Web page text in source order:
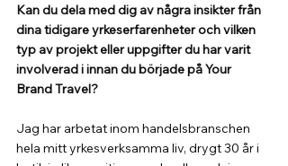
Kan du dela med dig av några insikter från
dina tidigare yrkeserfarenheter och vilken
typ av projekt eller uppgifter du har varit
involverad i innan du började på Your
Brand Travel?
Jag har arbetat inom handelsbranschen
hela mitt yrkesverksamma liv, drygt 30 år i